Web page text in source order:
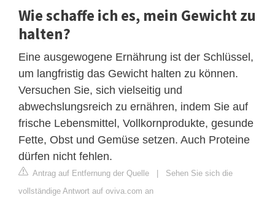
Wie schaffe ich es, mein Gewicht zu
halten?
Eine ausgewogene Ernährung ist der Schlüssel,
um langfristig das Gewicht halten zu können.
Versuchen Sie, sich vielseitig und
abwechslungsreich zu ernähren, indem Sie auf
frische Lebensmittel, Vollkornprodukte, gesunde
Fette, Obst und Gemüse setzen. Auch Proteine
dürfen nicht fehlen.
Antrag auf Entfernung der Quelle
Sehen Sie sich die
vollständige Antwort auf oviva.com an